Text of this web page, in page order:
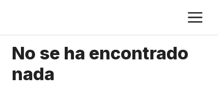
contenido
No se ha encontrado
nada